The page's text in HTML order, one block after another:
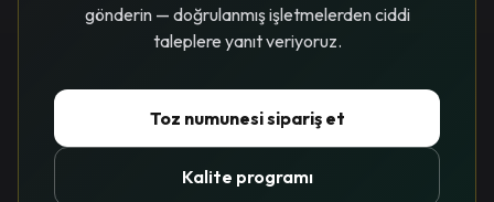
gönderin — doğrulanmış işletmelerden ciddi
taleplere yanıt veriyoruz.
Toz numunesi sipariş et
Kalite programı